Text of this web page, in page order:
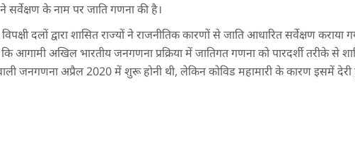
के नाम पर जाति गणना की है।
दलों द्वारा शासित राज्यों ने राजनीतिक कारणों से जाति आधारित सर्वेक्षण कराया
आगामी अखिल भारतीय जनगणना प्रक्रिया में जातिगत गणना को पारदर्शी तरीके से
जनगणना अप्रैल 2020 में शुरू होनी थी, लेकिन कोविड महामारी के कारण इसमें देरी